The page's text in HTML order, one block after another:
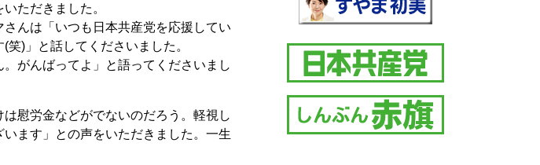
ただきました。
んは「いつも日本共産党を応援してい
)」と話してくださいました。
がんばってよ」と語ってくださいまし
慰労金などがでないのだろう。軽視し
ます」との声をいただきました。一生